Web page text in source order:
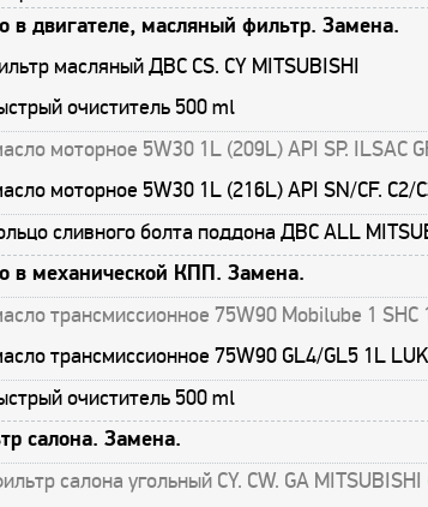
в двигателе, масляный фильтр. Замена.
масляный ДВС CS. CY MITSUBISHI
очиститель 500 ml
моторное 5W30 1L (209L) API SP. ILSAC
моторное 5W30 1L (216L) API SN/CF. C2/
сливного болта поддона ДВС ALL
в механической КПП. Замена.
трансмиссионное 75W90 Mobilube 1 SHC
трансмиссионное 75W90 GL4/GL5 1L
очиститель 500 ml
салона. Замена.
салона угольный CY. CW. GA MITSUBISHI